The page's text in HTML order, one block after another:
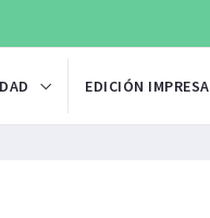
EDICIÓN IMPRESA